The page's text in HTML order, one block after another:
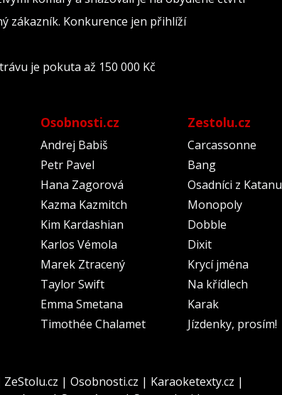
zákazník. Konkurence jen přihlíží
je pokuta až 150 000 Kč
Osobnosti.cz
Andrej Babiš
Petr Pavel
Hana Zagorová
Kazma Kazmitch
Kim Kardashian
Karlos Vémola
Marek Ztracený
Taylor Swift
Emma Smetana
Timothée Chalamet
Zestolu.cz
Carcassonne
Bang
Osadníci z Katanu
Monopoly
Dobble
Dixit
Krycí jména
Na křídlech
Karak
Jízdenky, prosím!
ZeStolu.cz | Osobnosti.cz | Karaoketexty.cz |